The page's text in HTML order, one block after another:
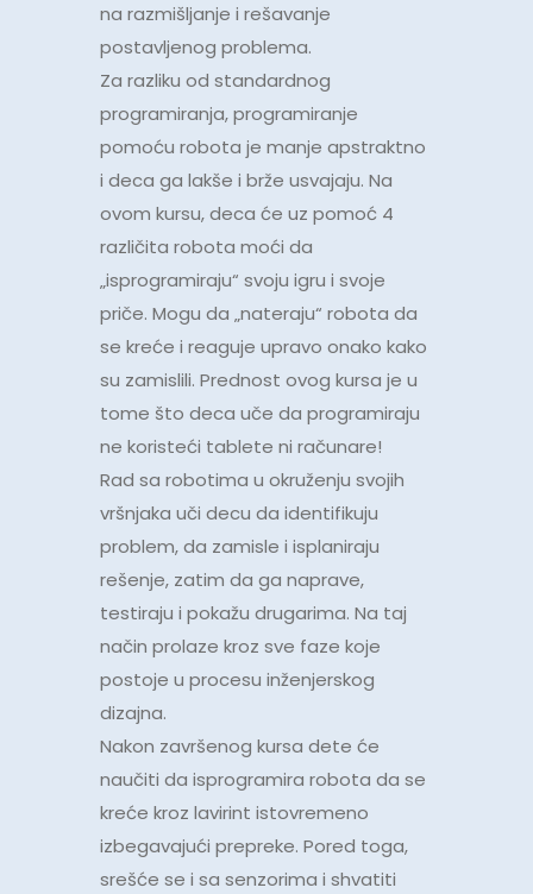
na razmišljanje i rešavanje
postavljenog problema.
Za razliku od standardnog
programiranja, programiranje
pomoću robota je manje apstraktno
i deca ga lakše i brže usvajaju. Na
ovom kursu, deca će uz pomoć 4
različita robota moći da
„isprogramiraju“ svoju igru i svoje
priče. Mogu da „nateraju“ robota da
se kreće i reaguje upravo onako kako
su zamislili. Prednost ovog kursa je u
tome što deca uče da programiraju
ne koristeći tablete ni računare!
Rad sa robotima u okruženju svojih
vršnjaka uči decu da identifikuju
problem, da zamisle i isplaniraju
rešenje, zatim da ga naprave,
testiraju i pokažu drugarima. Na taj
način prolaze kroz sve faze koje
postoje u procesu inženjerskog
dizajna.
Nakon završenog kursa dete će
naučiti da isprogramira robota da se
kreće kroz lavirint istovremeno
izbegavajući prepreke. Pored toga,
srešće se i sa senzorima i shvatiti